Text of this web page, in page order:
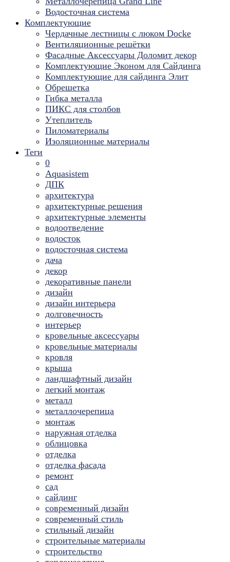
Водосточная система
Комплектующие
Чердачные лестницы с люком Docke
Вентиляционные решётки
Фасадные Аксессуары Доломит декор
Комплектующие Эконом для Сайдинга
Комплектующие для cайдинга Элит
Обрешетка
Гибка металла
ПИКС для столбов
Утеплитель
Пиломатериалы
Изоляционные материалы
Теги
0
Aquasistem
ДПК
архитектура
архитектурные решения
архитектурные элементы
водоотведение
водосток
водосточная система
дача
декор
декоративные панели
дизайн
дизайн интерьера
долговечность
интерьер
кровельные аксессуары
кровельные материалы
кровля
крыша
ландшафтный дизайн
легкий монтаж
металл
металлочерепица
монтаж
наружная отделка
облицовка
отделка
отделка фасада
ремонт
сад
сайдинг
современный дизайн
современный стиль
стильный дизайн
строительные материалы
строительство